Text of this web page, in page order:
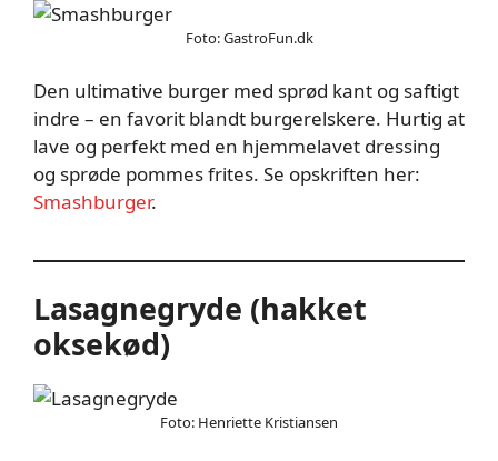
Foto: GastroFun.dk
Den ultimative burger med sprød kant og saftigt
indre – en favorit blandt burgerelskere. Hurtig at
lave og perfekt med en hjemmelavet dressing
og sprøde pommes frites. Se opskriften her:
Smashburger.
Lasagnegryde (hakket
oksekød)
Foto: Henriette Kristiansen